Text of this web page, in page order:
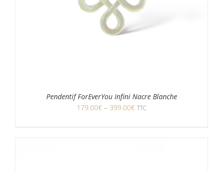
Pendentif ForEverYou Infini Nacre Blanche
179.00€ – 399.00€ TTC